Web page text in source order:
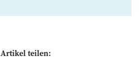
Artikel teilen: